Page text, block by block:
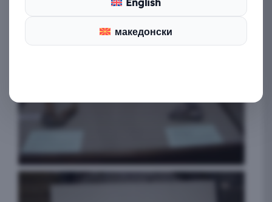
English
македонски